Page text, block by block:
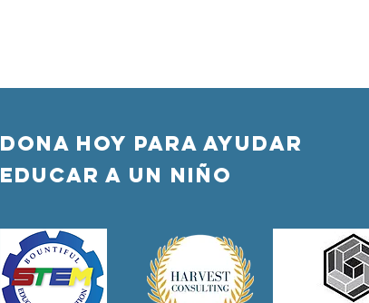
DONA HOY PARA AYUDAR
Educar a un niño